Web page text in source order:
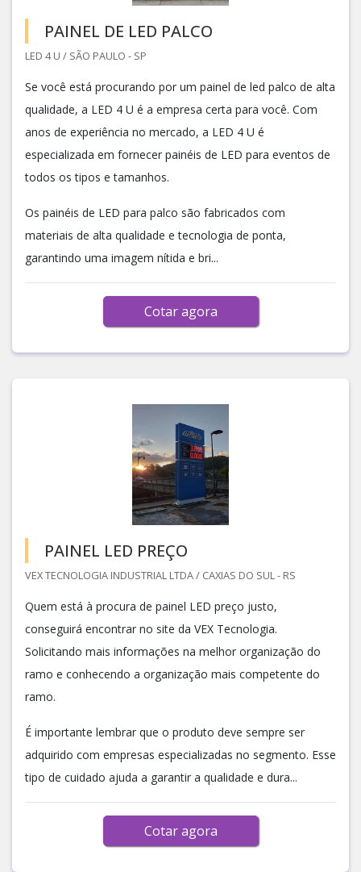
PAINEL DE LED PALCO
LED 4 U / SÃO PAULO - SP
Se você está procurando por um painel de led palco de alta
qualidade, a LED 4 U é a empresa certa para você. Com
anos de experiência no mercado, a LED 4 U é
especializada em fornecer painéis de LED para eventos de
todos os tipos e tamanhos.
Os painéis de LED para palco são fabricados com
materiais de alta qualidade e tecnologia de ponta,
garantindo uma imagem nítida e bri...
Cotar agora
PAINEL LED PREÇO
VEX TECNOLOGIA INDUSTRIAL LTDA / CAXIAS DO SUL - RS
Quem está à procura de painel LED preço justo,
conseguirá encontrar no site da VEX Tecnologia.
Solicitando mais informações na melhor organização do
ramo e conhecendo a organização mais competente do
ramo.
É importante lembrar que o produto deve sempre ser
adquirido com empresas especializadas no segmento. Esse
tipo de cuidado ajuda a garantir a qualidade e dura...
Cotar agora